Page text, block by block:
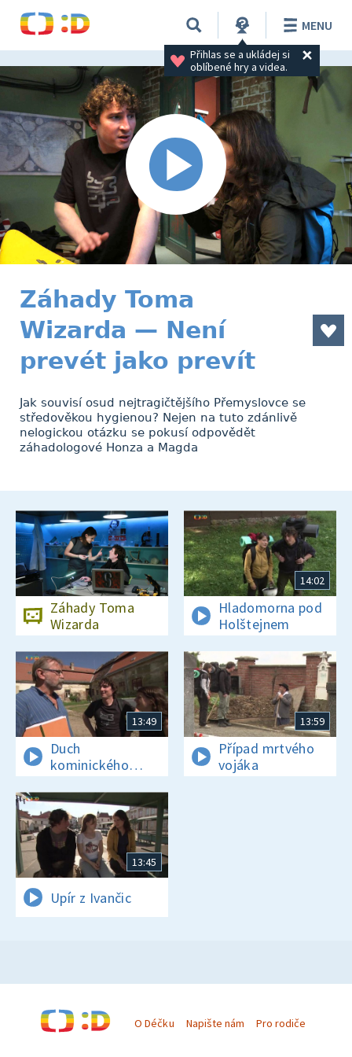
Přihlas se a ukládej si
oblíbené hry a videa.
MENU
Záhady Toma
Wizarda — Není
prevét jako prevít
Jak souvisí osud nejtragičtějšího Přemyslovce se
středověkou hygienou? Nejen na tuto zdánlivě
nelogickou otázku se pokusí odpovědět
záhadologové Honza a Magda
Záhady Toma
Wizarda
14:02
Hladomorna pod
Holštejnem
13:49
Duch
kominického
učně
13:59
Případ mrtvého
vojáka
13:45
Upír z Ivančic
O Déčku Napište nám Pro rodiče